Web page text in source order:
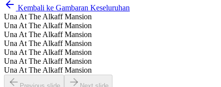
Kembali ke Gambaran Keseluruhan
Una At The Alkaff Mansion
Una At The Alkaff Mansion
Una At The Alkaff Mansion
Una At The Alkaff Mansion
Una At The Alkaff Mansion
Una At The Alkaff Mansion
Una At The Alkaff Mansion